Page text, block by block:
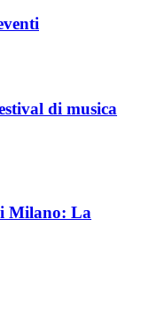
di musica
Milano: La